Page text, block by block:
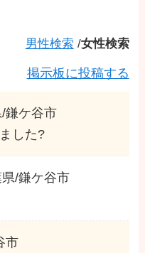
男性検索 /女性検索
掲示板に投稿する
鎌ケ谷市
した?
/鎌ケ谷市
市